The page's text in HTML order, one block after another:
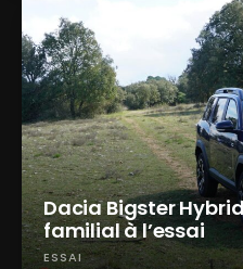
Dacia Bigster
familial à l’essai
ESSAI